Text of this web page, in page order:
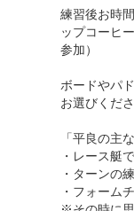
練習後お時
ップコーヒ
参加）
ボードやパ
お選びくださ
「平良の主
・レース艇
・ターンの
・フォーム